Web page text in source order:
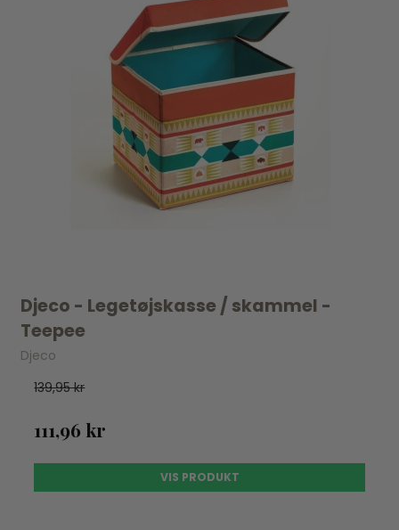
Djeco - Legetøjskasse / skammel -
Teepee
Djeco
139,95 kr
111,96 kr
VIS PRODUKT